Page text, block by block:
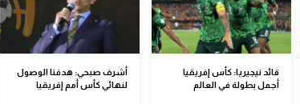
قائد نيجيريا: كأس إفريقيا
أجمل بطولة في العالم
أشرف صبحي: هدفنا الوصول
لنهائي كأس أمم إفريقيا